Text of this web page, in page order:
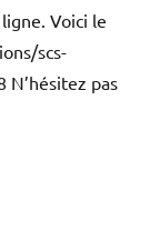
Voici le
scs-
N’hésitez pas